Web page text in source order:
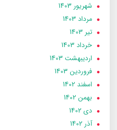
شهریور 1403
مرداد 1403
تير 1403
خرداد 1403
ارديبهشت 1403
فروردین 1403
اسفند 1402
بهمن 1402
دی 1402
آذر 1402